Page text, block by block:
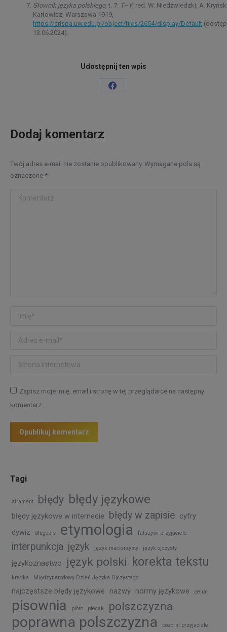
Słownik języka polskiego, t. 7: T–Y, red. W. Niedźwiedzki, A.
Karłowicz, Warszawa 1919,
https://crispa.uw.edu.pl/object/files/2654/display/Default
13.06.2024).
Udostępnij ten wpis
Share
Dodaj komentarz
Twój adres e-mail nie zostanie opublikowany. Wymagane pola są
oznaczone *
Komentarz
Imię *
Adres e-mail *
Strona internetowa
Zapisz moje imię, email i stronę w tej przeglądarce na następny
komentarz.
Opublikuj komentarz
Tagi
atrament błędy błędy językowe
błędy językowe w internecie błędy w zapisie cyfry
dywiz
długopis etymologia fałszywi przyjaciele
interpunkcja język język macierzysty język ojczysty
językoznastwo język polski korekta tekstu
kredka Międzynarodowy Dzień Języka Ojczystego
najczęstsze błędy językowe nazwy normy językowe penał
pisownia pióro plecak polszczyzna
poprawna polszczyzna pozorni przyjaciele